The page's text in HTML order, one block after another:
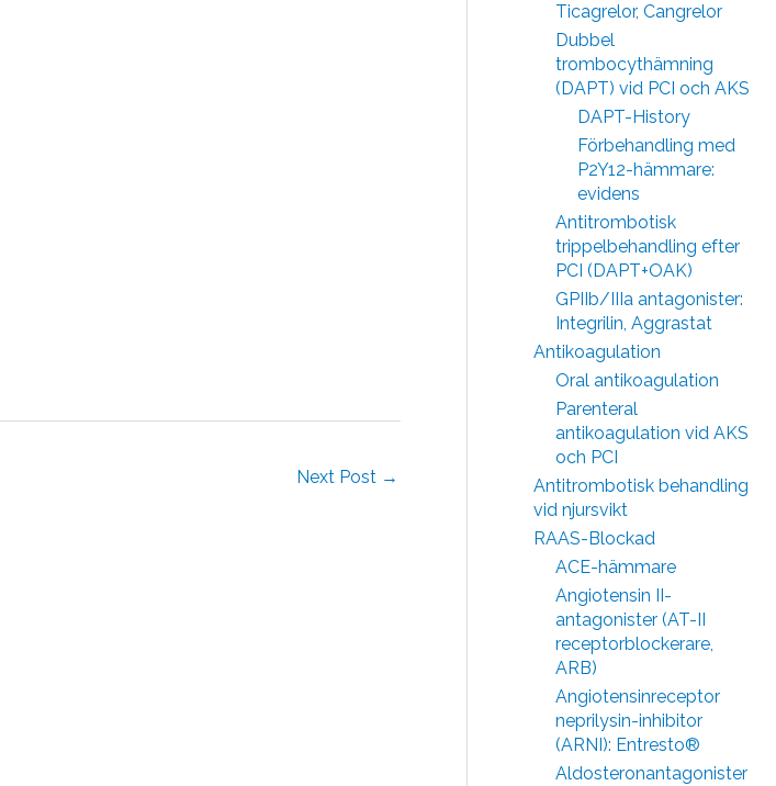
Next Post →
Ticagrelor, Cangrelor
Dubbel
trombocythämning
(DAPT) vid PCI och AKS
DAPT-History
Förbehandling med
P2Y12-hämmare:
evidens
Antitrombotisk
trippelbehandling efter
PCI (DAPT+OAK)
GPIIb/IIIa antagonister:
Integrilin, Aggrastat
Antikoagulation
Oral antikoagulation
Parenteral
antikoagulation vid AKS
och PCI
Antitrombotisk behandling
vid njursvikt
RAAS-Blockad
ACE-hämmare
Angiotensin II-
antagonister (AT-II
receptorblockerare,
ARB)
Angiotensinreceptor
neprilysin-inhibitor
(ARNI): Entresto®
Aldosteronantagonister